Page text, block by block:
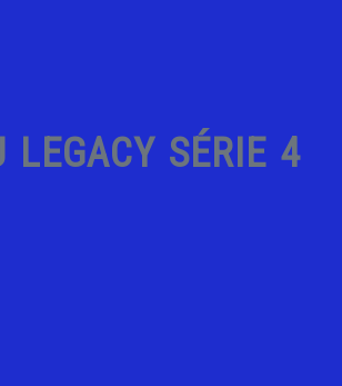
LEGACY SÉRIE 4